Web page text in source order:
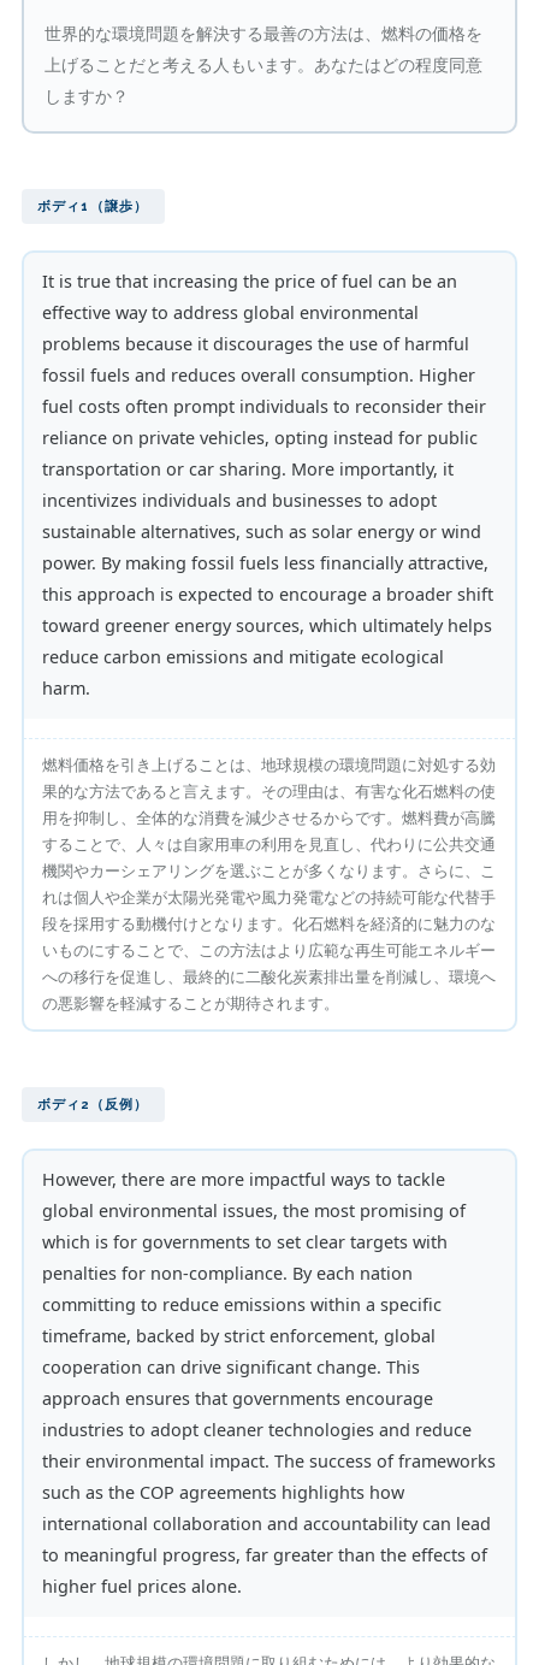
世界的な環境問題を解決する最善の方法は、燃料の価格を
上げることだと考える人もいます。あなたはどの程度同意
しますか？
ボディ1（譲歩）
It is true that increasing the price of fuel can be an
effective way to address global environmental
problems because it discourages the use of harmful
fossil fuels and reduces overall consumption. Higher
fuel costs often prompt individuals to reconsider their
reliance on private vehicles, opting instead for public
transportation or car sharing. More importantly, it
incentivizes individuals and businesses to adopt
sustainable alternatives, such as solar energy or wind
power. By making fossil fuels less financially attractive,
this approach is expected to encourage a broader shift
toward greener energy sources, which ultimately helps
reduce carbon emissions and mitigate ecological
harm.
燃料価格を引き上げることは、地球規模の環境問題に対処する効
果的な方法であると言えます。その理由は、有害な化石燃料の使
用を抑制し、全体的な消費を減少させるからです。燃料費が高騰
することで、人々は自家用車の利用を見直し、代わりに公共交通
機関やカーシェアリングを選ぶことが多くなります。さらに、こ
れは個人や企業が太陽光発電や風力発電などの持続可能な代替手
段を採用する動機付けとなります。化石燃料を経済的に魅力のな
いものにすることで、この方法はより広範な再生可能エネルギー
への移行を促進し、最終的に二酸化炭素排出量を削減し、環境へ
の悪影響を軽減することが期待されます。
ボディ2（反例）
However, there are more impactful ways to tackle
global environmental issues, the most promising of
which is for governments to set clear targets with
penalties for non-compliance. By each nation
committing to reduce emissions within a specific
timeframe, backed by strict enforcement, global
cooperation can drive significant change. This
approach ensures that governments encourage
industries to adopt cleaner technologies and reduce
their environmental impact. The success of frameworks
such as the COP agreements highlights how
international collaboration and accountability can lead
to meaningful progress, far greater than the effects of
higher fuel prices alone.